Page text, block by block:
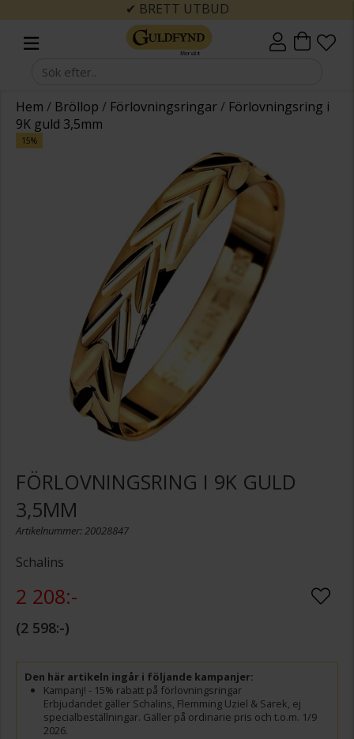
✔ BRETT UTBUD
Hem / Bröllop / Förlovningsringar/ Förlovningsring i
9K guld 3,5mm
15%
FÖRLOVNINGSRING I 9K GULD
3,5MM
Artikelnummer: 20028847
Schalins
2 208:-
2 598:-
Den här artikeln ingår i följande kampanjer:
Kampanj! - 15% rabatt på förlovningsringar
Erbjudandet gäller Schalins, Flemming Uziel & Sarek, ej
specialbeställningar. Gäller på ordinarie pris och t.o.m. 1/9
2026.